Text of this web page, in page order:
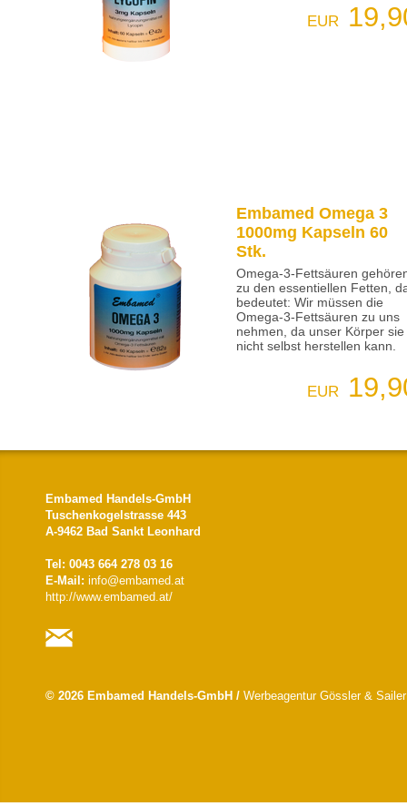
EUR
Embamed Omega 3
1000mg Kapseln 60
Stk.
Omega-3-Fettsäuren
zu den essentiellen Fetten,
bedeutet: Wir müssen die
Omega-3-Fettsäuren zu uns
nehmen, da unser Körper sie
nicht selbst herstellen kann.
EUR
Embamed Handels-GmbH
Tuschenkogelstrasse 443
A-9462 Bad Sankt Leonhard
Tel: 0043 664 278 03 16
E-Mail: info@embamed.at
http://www.embamed.at/
© 2026 Embamed Handels-GmbH / Werbeagentur Gössler & Sailer